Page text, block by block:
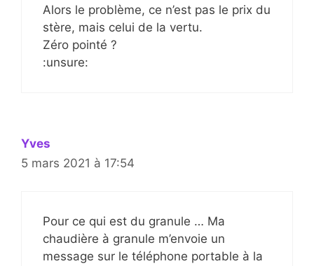
Alors le problème, ce n’est pas le prix du
stère, mais celui de la vertu.
Zéro pointé ?
:unsure:
Yves
5 mars 2021 à 17:54
Pour ce qui est du granule … Ma
chaudière à granule m’envoie un
message sur le téléphone portable à la